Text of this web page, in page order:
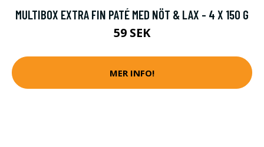
MULTIBOX EXTRA FIN PATÉ MED NÖT & LAX - 4 X 150 G
59 SEK
MER INFO!